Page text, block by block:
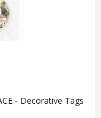
- Decorative Tags